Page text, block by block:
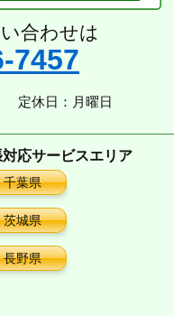
合わせは
7457
定休日：月曜日
対応サービスエリア
千葉県
茨城県
長野県